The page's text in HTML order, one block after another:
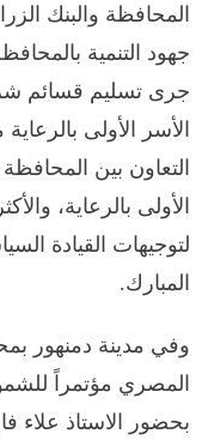
المحافظة والبنك
جهود التنمية
جرى تسليم قسائم
الأسر الأولى
التعاون بين
الأولى بالرعاية،
لتوجيهات القيادة
المبارك.
وفي مدينة دمنهور
المصري مؤتمراً
بحضور الاستاذ علاء